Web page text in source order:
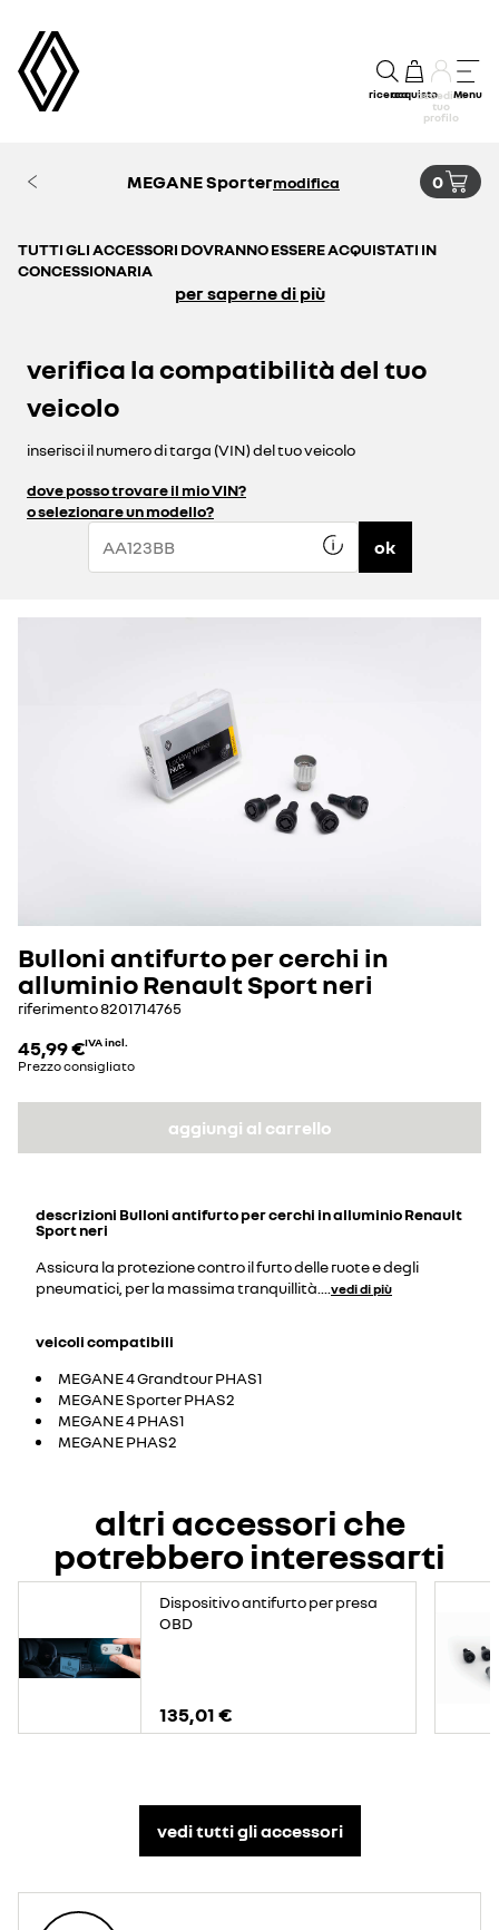
ricercaacquistoaccedi al
tuo
profilo
Menu
MEGANE Sportermodifica 0
TUTTI GLI ACCESSORI DOVRANNO ESSERE ACQUISTATI IN
CONCESSIONARIA
per saperne di più
verifica la compatibilità del tuo
veicolo
inserisci il numero di targa (VIN) del tuo veicolo
dove posso trovare il mio VIN?
o selezionare un modello?
ok
Bulloni antifurto per cerchi in
alluminio Renault Sport neri
riferimento8201714765
45,99 €IVA incl.
Prezzo consigliato
aggiungi al carrello
descrizioni Bulloni antifurto per cerchi in alluminio Renault
Sport neri
Assicura la protezione contro il furto delle ruote e degli
pneumatici, per la massima tranquillità.
vedi di più
veicoli compatibili
MEGANE 4 Grandtour PHAS1
MEGANE Sporter PHAS2
MEGANE 4 PHAS1
MEGANE PHAS2
altri accessori che
potrebbero interessarti
Dispositivo antifurto per presa
OBD
135,01 €
vedi tutti gli accessori​